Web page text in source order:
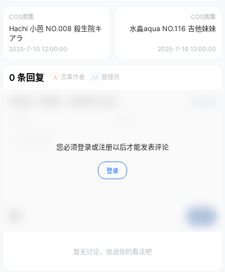
COS图集
Hachi 小芭 NO.008 殺生院キ
アラ
2025-7-10 12:00:00
COS图集
水淼aqua NO.116 吉他妹妹
2025-7-10 12:00:00
0 条回复 A 文章作者 M 管理员
您必须登录或注册以后才能发表评论
登录
暂无讨论，说说你的看法吧